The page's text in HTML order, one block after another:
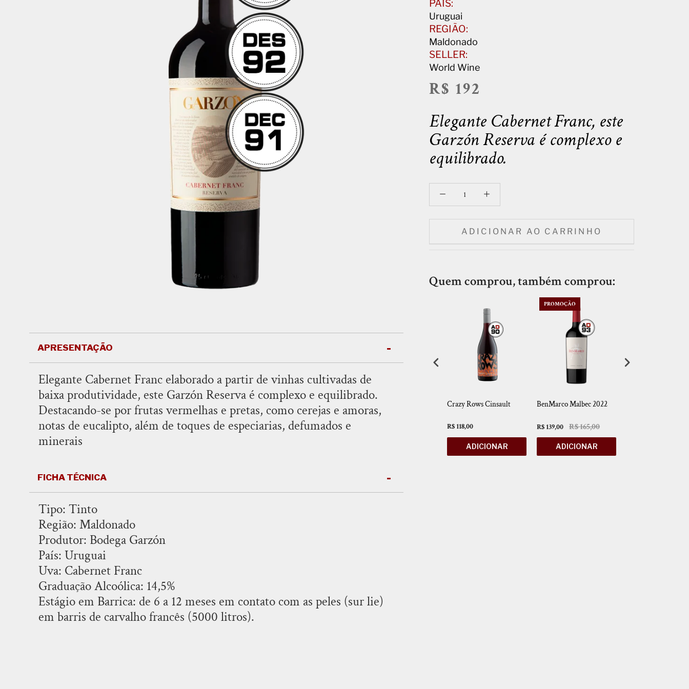
PAÍS:
Uruguai
REGIÃO:
Maldonado
SELLER:
World Wine
R$ 192
Elegante Cabernet Franc, este
Garzón Reserva é complexo e
equilibrado.
ADICIONAR AO CARRINHO
Quem comprou, também comprou:
Arboleda Syrah 2021
R$ 189,00
Garzón Reserva Pinot
Noir Rosé 2021 (1500 ml)
R$ 399,00
Garzón Reserva Marselan
2022
R$ 192,00
2023
Crazy Rows Cinsault
R$ 118,00
ADICIONAR
PROMOÇÃO
BenMarco Malbec 2022
R$ 139,00 R$ 165,00
ADICIONAR
APRESENTAÇÃO
Elegante Cabernet Franc elaborado a partir de vinhas cultivadas de
baixa produtividade, este Garzón Reserva é complexo e equilibrado.
Destacando-se por frutas vermelhas e pretas, como cerejas e amoras,
notas de eucalipto, além de toques de especiarias, defumados e
minerais
FICHA TÉCNICA
Tipo: Tinto
Região: Maldonado
Produtor: Bodega Garzón
País: Uruguai
Uva: Cabernet Franc
Graduação Alcoólica: 14,5%
Estágio em Barrica: de 6 a 12 meses em contato com as peles (sur lie)
em barris de carvalho francês (5000 litros).